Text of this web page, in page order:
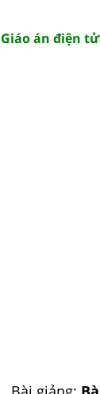
Giáo án điện